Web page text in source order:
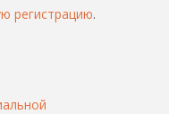
регистрацию.